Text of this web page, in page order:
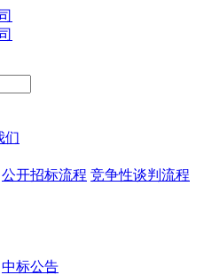
们
公开招标流程 竞争性谈判流程
中标公告